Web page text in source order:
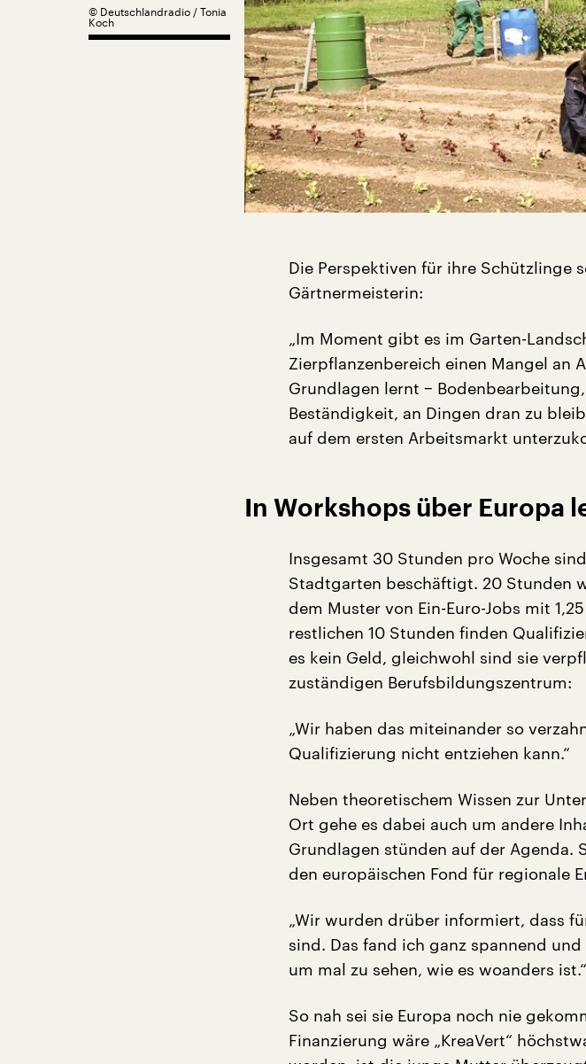
© Deutschlandradio / Tonia
Koch
Die Perspektiven für ihre Schützlinge
Gärtnermeisterin:
„Im Moment gibt es im Garten-
Zierpflanzenbereich einen Mangel an
Grundlagen lernt −
Beständigkeit, an Dingen dran zu
auf dem ersten Arbeitsmarkt
In Workshops über Europa
Insgesamt 30 Stunden pro Woche
Stadtgarten beschäftigt. 20 Stunden
dem Muster von Ein-Euro-Jobs mit
restlichen 10 Stunden finden
es kein Geld, gleichwohl sind sie
zuständigen Berufsbildungszentrum:
„Wir haben das miteinander so
Qualifizierung nicht entziehen kann.“
Neben theoretischem Wissen zur
Ort gehe es dabei auch um andere
Grundlagen stünden auf der Agenda.
den europäischen Fond für regionale
„Wir wurden drüber informiert, dass
sind. Das fand ich ganz spannend
um mal zu sehen, wie es woanders ist.“
So nah sei sie Europa noch nie
Finanzierung wäre „KreaVert“